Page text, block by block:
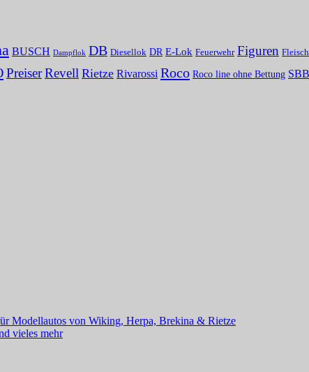
BUSCH Dampflok DB Diesellok DR E-Lok Feuerwehr Figuren
PreiserRevell Rietze Rivarossi Roco Roco line ohne Bettung SBB
Modellautos von Wiking, Herpa, Brekina & Rietze
vieles mehr